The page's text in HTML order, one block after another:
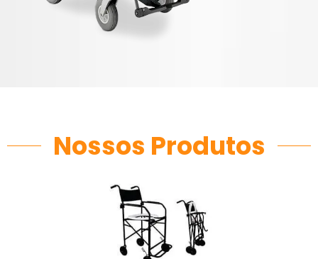
Nossos Produtos